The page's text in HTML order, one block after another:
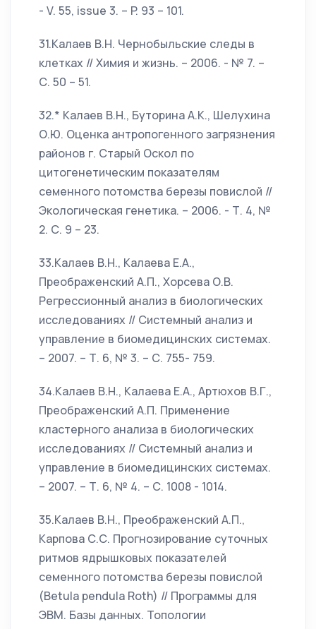
- V. 55, issue 3. – P. 93 – 101.
31.Калаев В.Н. Чернобыльские следы в
клетках // Химия и жизнь. – 2006. - № 7. –
С. 50 – 51.
32.* Калаев В.Н., Буторина А.К., Шелухина
О.Ю. Оценка антропогенного загрязнения
районов г. Старый Оскол по
цитогенетическим показателям
семенного потомства березы повислой //
Экологическая генетика. – 2006. - Т. 4, №
2. С. 9 – 23.
33.Калаев В.Н., Калаева Е.А.,
Преображенский А.П., Хорсева О.В.
Регрессионный анализ в биологических
исследованиях // Системный анализ и
управление в биомедицинских системах.
– 2007. – Т. 6, № 3. – С. 755- 759.
34.Калаев В.Н., Калаева Е.А., Артюхов В.Г.,
Преображенский А.П. Применение
кластерного анализа в биологических
исследованиях // Системный анализ и
управление в биомедицинских системах.
– 2007. – Т. 6, № 4. – С. 1008 - 1014.
35.Калаев В.Н., Преображенский А.П.,
Карпова С.С. Прогнозирование суточных
ритмов ядрышковых показателей
семенного потомства березы повислой
(Betula pendula Roth) // Программы для
ЭВМ. Базы данных. Топологии